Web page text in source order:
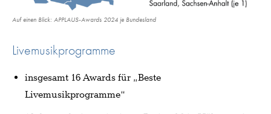
Auf einen Blick: APPLAUS-Awards 2024 je Bundesland
Livemusikprogramme
insgesamt 16 Awards für „Beste
Livemusikprogramme“